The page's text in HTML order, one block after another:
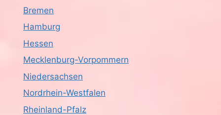
Bremen
Hamburg
Hessen
Mecklenburg-Vorpommern
Niedersachsen
Nordrhein-Westfalen
Rheinland-Pfalz